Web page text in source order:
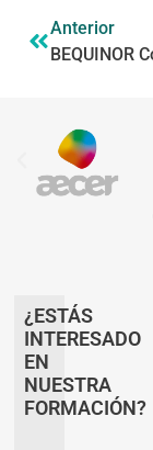
Anterior
¿ESTÁS
INTERESADO
EN
NUESTRA
FORMACIÓN?